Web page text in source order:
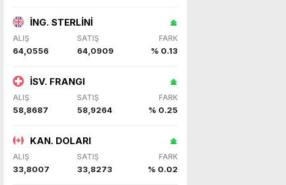
İNG. STERLİNİ
ALIŞ SATIŞ FARK
64,0556 64,0909 % 0.13
İSV. FRANGI
ALIŞ SATIŞ FARK
58,8687 58,9264 % 0.25
KAN. DOLARI
ALIŞ SATIŞ FARK
33,8007 33,8273 % 0.02